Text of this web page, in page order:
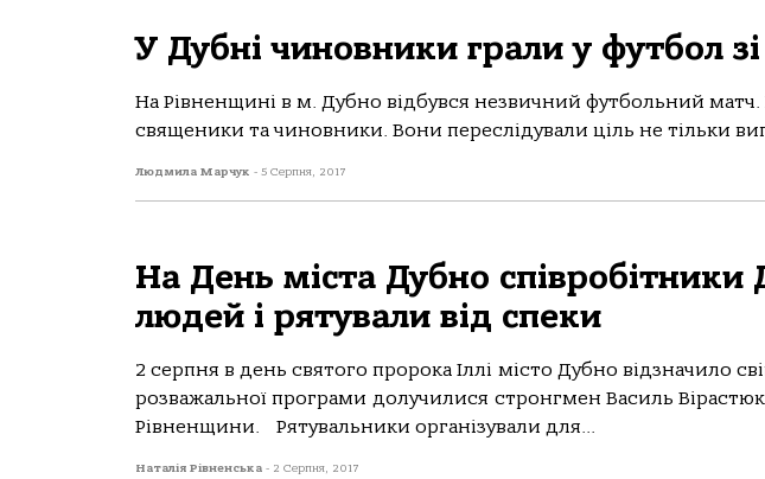
У Дубні чиновники грали у футбол
На Рівненщині в м. Дубно відбувся незвичний футбольний
священики та чиновники. Вони переслідували ціль не тільки
Людмила Марчук - 5 Серпня, 2017
На День міста Дубно
людей і рятували від спеки
2 серпня в день святого пророка Іллі місто Дубно відзначило
розважальної програми долучилися стронгмен Василь
Рівненщини. Рятувальники організували для...
Наталія Рівненська - 2 Серпня, 2017